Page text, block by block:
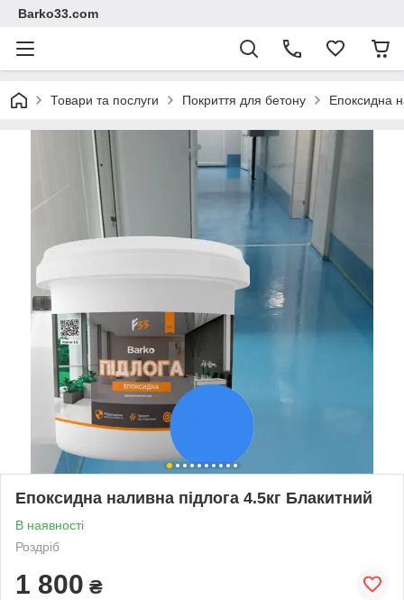
Barko33.com
Товари та послуги Покриття для бетону Епоксидна
Епоксидна наливна підлога 4.5кг Блакитний
В наявності
Роздріб
1 800 ₴